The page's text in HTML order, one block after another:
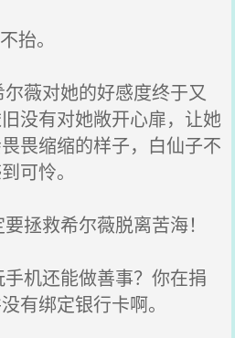
抬。
薇对她的好感度终于又
没有对她敞开心扉，让她
畏缩缩的样子，白仙子不
可怜。
拯救希尔薇脱离苦海！
机还能做善事？你在捐
有绑定银行卡啊。